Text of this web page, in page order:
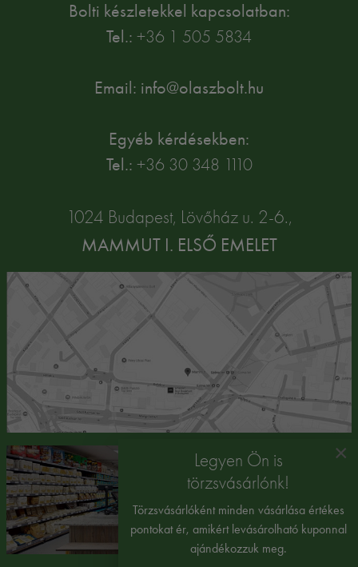
Bolti készletekkel kapcsolatban:
Tel.: +36 1 505 5834
Email: info@olaszbolt.hu
Egyéb kérdésekben:
Tel.: +36 30 348 1110
1024 Budapest, Lövőház u. 2-6.,
MAMMUT I. ELSŐ EMELET
×
Legyen Ön is
törzsvásárlónk!
Törzsvásárlóként minden vásárlása értékes
pontokat ér, amikért levásárolható kuponnal
ajándékozzuk meg.